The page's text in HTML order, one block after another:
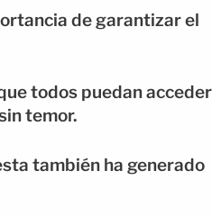
de garantizar el
todos puedan acceder
temor.
también ha generado